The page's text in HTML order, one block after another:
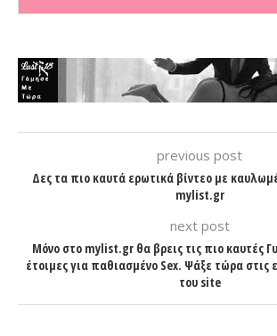
previous post
Δες τα πιο καυτά ερωτικά βίντεο με
mylist.gr
next post
Μόνο στο mylist.gr θα βρεις τις πιο καυτές
έτοιμες για παθιασμένο Sex. Ψάξε τώρα στις
του site